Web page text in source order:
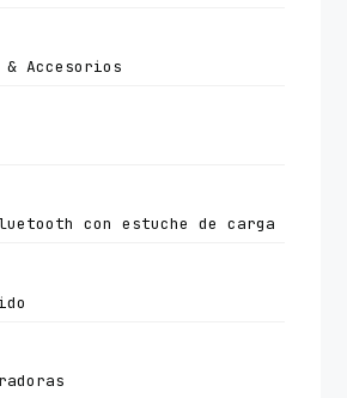
& Accesorios
con estuche de carga